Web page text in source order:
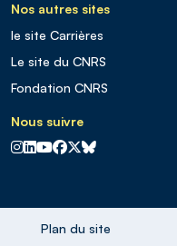
Nos autres sites
le site Carrières
Le site du CNRS
Fondation CNRS
Nous suivre
CNRS sur Instagram
CNRS sur Linkedin
CNRS sur Youtube
CNRS sur Facebook
CNRS sur X
CNRS sur Blus
Plan du site